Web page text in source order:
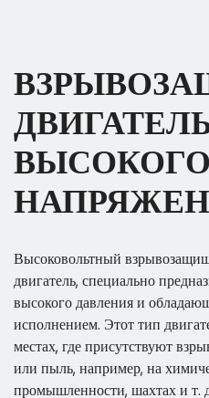
ВЫСОКОГО
Высоковольтный
двигатель, специально
высокого давления и
исполнением. Этот тип
местах, где присутствуют
или пыль, например, на
промышленности, шахтах и ​​т.